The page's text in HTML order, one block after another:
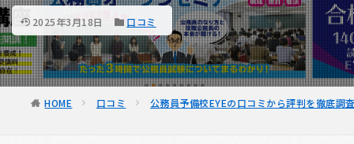
2025年3月18日 口コミ
HOME 口コミ 公務員予備校EYEの口コミから評判を徹底調